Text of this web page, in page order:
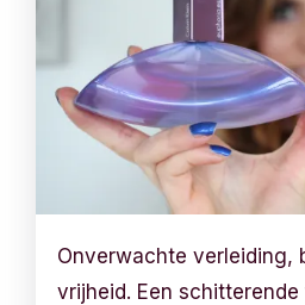
Onverwachte verleiding,
vrijheid. Een